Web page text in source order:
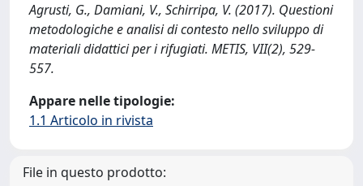
Agrusti, G., Damiani, V., Schirripa, V. (2017). Questioni
metodologiche e analisi di contesto nello sviluppo di
materiali didattici per i rifugiati. METIS, VII(2), 529-
557.
Appare nelle tipologie:
1.1 Articolo in rivista
File in questo prodotto: